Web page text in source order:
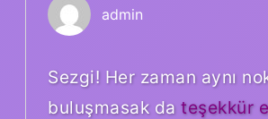
admin
Sezgi! Her zaman aynı
buluşmasak da teşekkür